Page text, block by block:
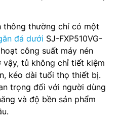
thông thường chỉ có một
đá dưới SJ-FXP510VG-
công suất máy nén
tủ không chỉ tiết kiệm
kéo dài tuổi thọ thiết bị.
trọng đối với người dùng
và độ bền sản phẩm